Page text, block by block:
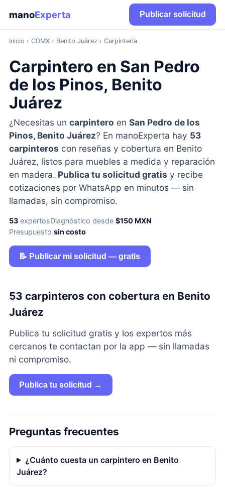
manoExperta Publicar solicitud
Inicio › CDMX› Benito Juárez › Carpintería
Carpintero en San Pedro
de los Pinos, Benito
Juárez
¿Necesitas un carpintero en San Pedro de los
Pinos, Benito Juárez? En manoExperta hay 53
carpinteros con reseñas y cobertura en Benito
Juárez, listos para muebles a medida y reparación
en madera. Publica tu solicitud gratis y recibe
cotizaciones por WhatsApp en minutos — sin
llamadas, sin compromiso.
53expertosDiagnóstico desde $150 MXN
Presupuesto sin costo
📝 Publicar mi solicitud — gratis
53 carpinteros con cobertura en Benito
Juárez
Publica tu solicitud gratis y los expertos más
cercanos te contactan por la app — sin llamadas
ni compromiso.
Publica tu solicitud →
Preguntas frecuentes
¿Cuánto cuesta un carpintero en Benito
Juárez?